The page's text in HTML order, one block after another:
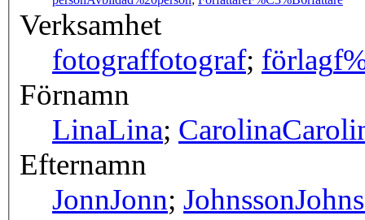
Verksamhet
fotograffotograf; förlag
Förnamn
LinaLina; Carolina
Efternamn
JonnJonn; Johnsson